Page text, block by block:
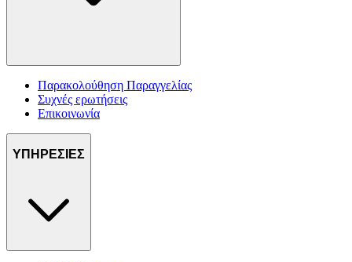
Παρακολούθηση Παραγγελίας
Συχνές ερωτήσεις
Επικοινωνία
ΥΠΗΡΕΣΙΕΣ